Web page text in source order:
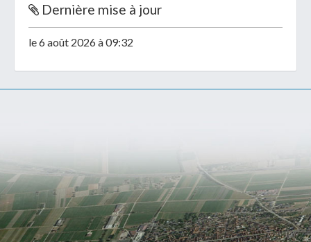
Dernière mise à jour
le 6 août 2026 à 09:32